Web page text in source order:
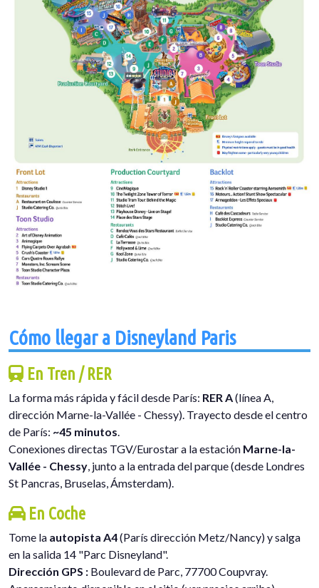
Cómo llegar a Disneyland Paris
En Tren / RER
La forma más rápida y fácil desde París: RER A(línea A,
dirección Marne-la-Vallée - Chessy). Trayecto desde el centro
de París: ~45 minutos
Conexiones directas TGV/Eurostar a la estación Marne-la-
Vallée - Chessy , junto a la entrada del parque (desde Londres
St Pancras, Bruselas, Ámsterdam).
En Coche
Tome la autopista A4(París dirección Metz/Nancy) y salga
en la salida 14 "Parc Disneyland".
Dirección GPS : Boulevard de Parc, 77700 Coupvray.